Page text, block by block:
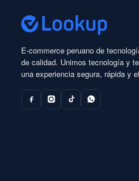
E-commerce peruano de
de calidad. Unimos tecnología y
una experiencia segura, rápida y